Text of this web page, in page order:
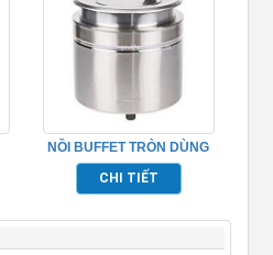
NỒI BUFFET TRÒN DÙNG
HÂM NÓNG SOUP –
TP697022
CHI TIẾT